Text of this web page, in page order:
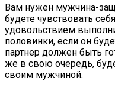
Вам нужен мужчина-
будете чувствовать
удовольствием
половинки, если он
партнер должен быть
же в свою очередь,
своим мужчиной.